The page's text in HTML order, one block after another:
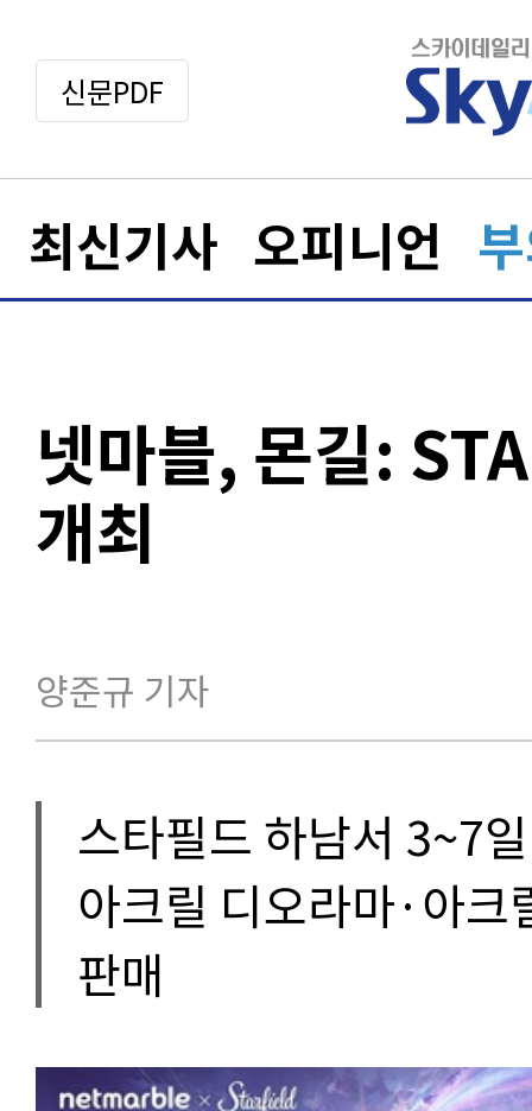
신문PDF
최신기사 오피니언
넷마블, 몬길:
개최
양준규 기자
스타필드 하남서 3~7
아크릴 디오라마·아크
판매